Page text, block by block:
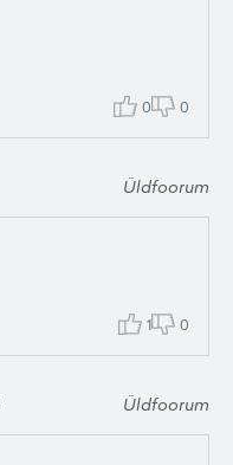
0 0
Üldfoorum
1 0
Üldfoorum